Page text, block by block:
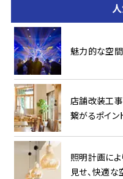
魅力的な空
店舗改装工
繋がるポイン
照明計画によ
見せ、快適